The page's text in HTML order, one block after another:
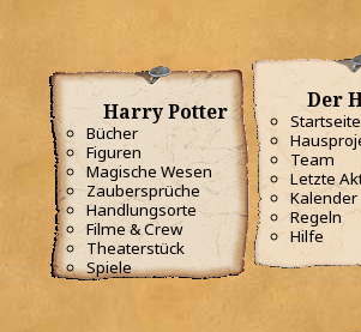
Harry Potter
Bücher
Figuren
Magische Wesen
Zaubersprüche
Handlungsorte
Filme & Crew
Theaterstück
Spiele
Der
Startseite
Team
Letzte
Kalender
Regeln
Hilfe